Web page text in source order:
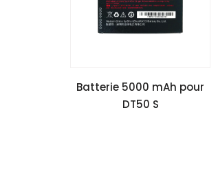
Batterie 5000 mAh pour
DT50 S